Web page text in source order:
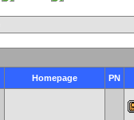
Homepage PN